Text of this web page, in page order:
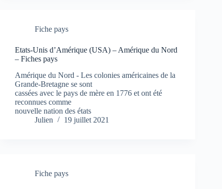
Fiche pays
Etats-Unis d’Amérique (USA) – Amérique du Nord
– Fiches pays
Amérique du Nord - Les colonies américaines de la
Grande-Bretagne se sont
cassées avec le pays de mère en 1776 et ont été
reconnues comme
nouvelle nation des états
Julien
19 juillet 2021
Fiche pays